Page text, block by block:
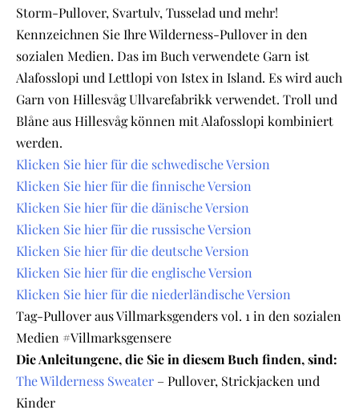
Storm-Pullover, Svartulv, Tusselad und mehr!
Kennzeichnen Sie Ihre Wilderness-Pullover in den
sozialen Medien. Das im Buch verwendete Garn ist
Alafosslopi und Lettlopi von Istex in Island. Es wird auch
Garn von Hillesvåg Ullvarefabrikk verwendet. Troll und
Blåne aus Hillesvåg können mit Alafosslopi kombiniert
werden.
Klicken Sie hier für die schwedische Version
Klicken Sie hier für die finnische Version
Klicken Sie hier für die dänische Version
Klicken Sie hier für die russische Version
Klicken Sie hier für die deutsche Version
Klicken Sie hier für die englische Version
Klicken Sie hier für die niederländische Version
Tag-Pullover aus Villmarksgenders vol. 1 in den sozialen
Medien #Villmarksgensere
Die Anleitungene, die Sie in diesem Buch finden, sind:
The Wilderness Sweater – Pullover, Strickjacken und
Kinder